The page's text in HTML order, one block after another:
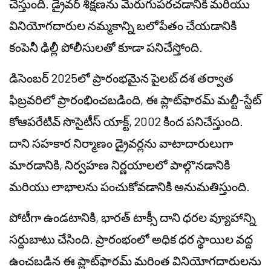
చేస్తుంది. డ్రైవర్ శిక్షణను మెరుగుపరచడానికి మరియు
వినియోగదారుల నమ్మకాన్ని బలోపేతం చేయడానికి
కంపెనీ ఢిల్లీ పోలీసులతో కూడా పనిచేస్తోంది.
డిసెంబర్ 2025లో ప్రారంభమైన పైలట్ దశ తర్వాత
ఫిబ్రవరిలో ప్రారంభించబడింది, ఈ ప్లాట్‌ఫారమ్ మల్టీ-స్టేట్
కోఆపరేటివ్ సొసైటీస్ యాక్ట్, 2002 కింద పనిచేస్తుంది.
దాని సహకార నిర్మాణం డ్రైవర్లను వాటాదారులుగా
మారడానికి, నిర్వహణ నిర్ణయాలలో పాల్గొనడానికి
మరియు లాభాలను పంచుకోవడానికి అనుమతిస్తుంది.
పోటీగా ఉండటానికి, భారత్ టాక్సీ దాని ధరల వ్యూహాన్ని
సర్దుబాటు చేసింది. ప్రారంభంలో అధిక ధర స్థాయిల వద్ద
ఉంచబడిన ఈ ప్లాట్‌ఫారమ్ మరింత వినియోగదారులను